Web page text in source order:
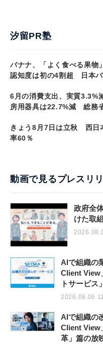
汐留PR塾
バナナ、「よく食べる果
認知度は初の4割超 日本
6月の消費支出、実質
房用器具は22.7%減 総務
きょう8月7日は立秋 西日
率60％
動画で見るプレスリ
政府全
けた取
AIで組織の
Client View
トサービス
2026.08.06
AIで組織の
Client View
革」篇の放